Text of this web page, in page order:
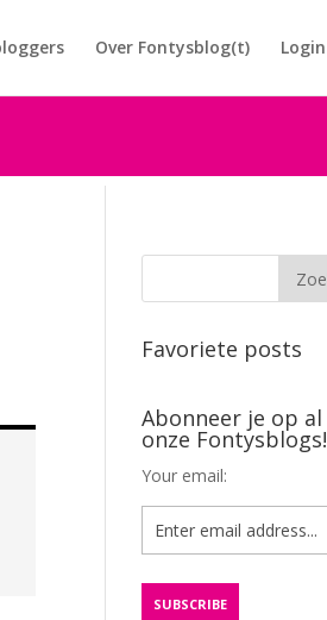
Over Fontysblog(t) Login
Favoriete posts
Abonneer je op al
onze Fontysblogs!
Your email: